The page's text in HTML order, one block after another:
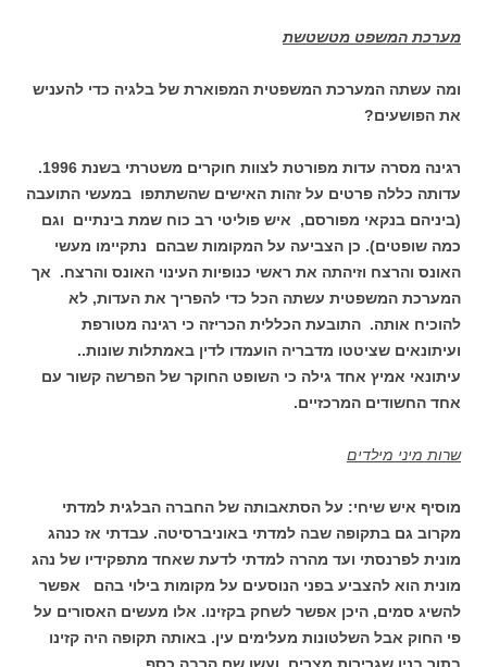
מערכת המשפט מטשטשת
ומה עשתה המערכת המשפטית המפוארת של בלגיה כדי להעניש
את הפושעים?
רגינה מסרה עדות מפורטת לצוות חוקרים משטרתי בשנת 1996.
עדותה כללה פרטים על זהות האישים שהשתתפו במעשי התועבה
(ביניהם בנקאי מפורסם, איש פוליטי רב כוח שמת בינתיים וגם
כמה שופטים). כן הצביעה על המקומות שבהם נתקיימו מעשי
האונס והרצח וזיהתה את ראשי כנופיות העינוי האונס והרצח. אך
המערכת המשפטית עשתה הכל כדי להפריך את העדות, לא
להוכיח אותה. התובעת הכללית הכריזה כי רגינה מטורפת
ועיתונאים שציטטו מדבריה הועמדו לדין באמתלות שונות..
עיתונאי אמיץ אחד גילה כי השופט החוקר של הפרשה קשור עם
אחד החשודים המרכזיים.
שרות מיני מילדים
מוסיף איש שיחי: על הסתאבותה של החברה הבלגית למדתי
מקרוב גם בתקופה שבה למדתי באוניברסיטה. עבדתי אז כנהג
מונית לפרנסתי ועד מהרה למדתי לדעת שאחד מתפקידיו של נהג
מונית הוא להצביע בפני הנוסעים על מקומות בילוי בהם אפשר
להשיג סמים, היכן אפשר לשחק בקזינו. אלו מעשים האסורים על
פי החוק אבל השלטונות מעלימים עין. באותה תקופה היה קזינו
בתוך בנין שגרירות מצרים ועשו שם הרבה כסף.